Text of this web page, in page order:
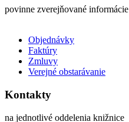
povinne zverejňované informácie
Objednávky
Faktúry
Zmluvy
Verejné obstarávanie
Kontakty
na jednotlivé oddelenia knižnice